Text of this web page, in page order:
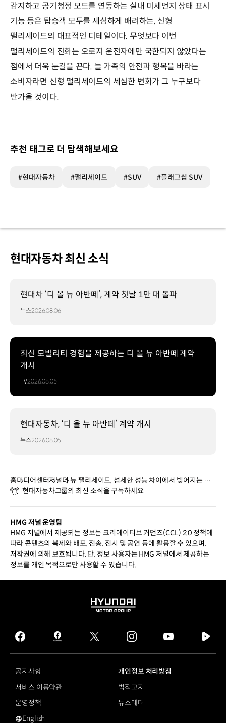
감지하고 공기청정 모드를 연동하는 실내 미세먼지 상태 표시
기능 등은 탑승객 모두를 세심하게 배려하는, 신형
팰리세이드의 대표적인 디테일이다. 무엇보다 이번
팰리세이드의 진화는 오로지 운전자에만 국한되지 않았다는
점에서 더욱 눈길을 끈다. 늘 가족의 안전과 행복을 바라는
소비자라면 신형 팰리세이드의 세심한 변화가 그 누구보다
반가울 것이다.
추천 태그로 더 탐색해보세요
#현대자동차 #팰리세이드 #SUV #플래그십 SUV
현대자동차 최신 소식
현대차 ‘디 올 뉴 아반떼’, 계약 첫날 1만 대 돌파
뉴스2026.08.06
최신 모빌리티 경험을 제공하는 디 올 뉴 아반떼 계약
개시
TV2026.08.05
현대자동차, ‘디 올 뉴 아반떼’ 계약 개시
뉴스2026.08.05
홈미디어센터저널더 뉴 팰리세이드, 섬세한 성능 차이에서 빚어지는 플
래그십 SUV의 매력
현대자동차그룹의 최신 소식을 구독하세요
HMG 저널 운영팀
HMG 저널에서 제공되는 정보는 크리에이티브 커먼즈(CCL) 2.0 정책에
따라 콘텐츠의 복제와 배포, 전송, 전시 및 공연 등에 활용할 수 있으며,
저작권에 의해 보호됩니다. 단, 정보 사용자는 HMG 저널에서 제공하는
정보를 개인 목적으로만 사용할 수 있습니다.
HYUNDAI
GROUP
facebook
hmg
journal
twitter instagram
tv
공지사항
개인정보 처리방침
서비스 이용약관
법적고지
운영정책
뉴스레터
English